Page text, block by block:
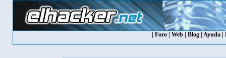
Foro Web Blog Ayuda